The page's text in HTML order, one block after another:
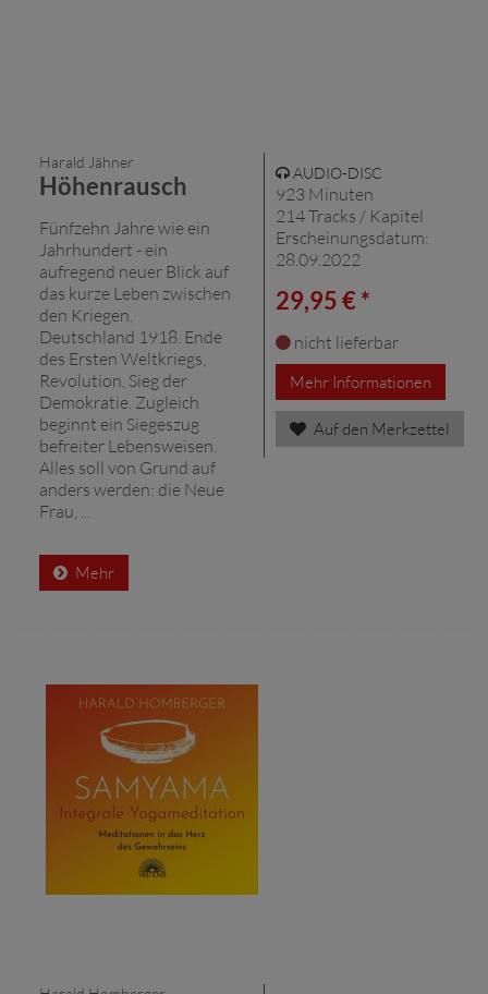
Harald Jähner
Höhenrausch
Fünfzehn Jahre wie ein
Jahrhundert - ein
aufregend neuer Blick auf
das kurze Leben zwischen
den Kriegen.
Deutschland 1918. Ende
des Ersten Weltkriegs,
Revolution, Sieg der
Demokratie. Zugleich
beginnt ein Siegeszug
befreiter Lebensweisen.
Alles soll von Grund auf
anders werden: die Neue
Frau, ...
Mehr
AUDIO-DISC
923 Minuten
214 Tracks / Kapitel
Erscheinungsdatum:
28.09.2022
29,95 € *
nicht lieferbar
Mehr Informationen
Auf den Merkzettel